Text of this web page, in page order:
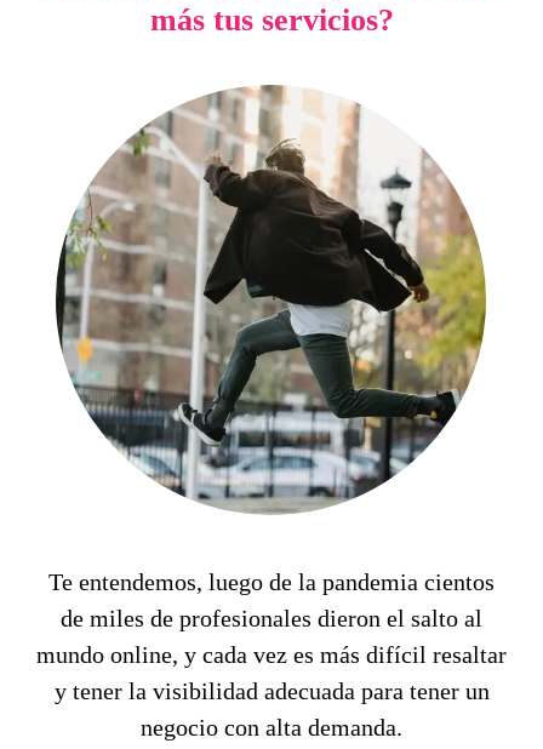
más tus servicios?
Te entendemos, luego de la pandemia cientos
de miles de profesionales dieron el salto al
mundo online, y cada vez es más difícil resaltar
y tener la visibilidad adecuada para tener un
negocio con alta demanda.